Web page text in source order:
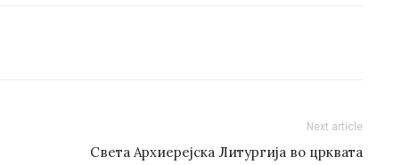
Next article
Света Архиерејска Литургија во црквата